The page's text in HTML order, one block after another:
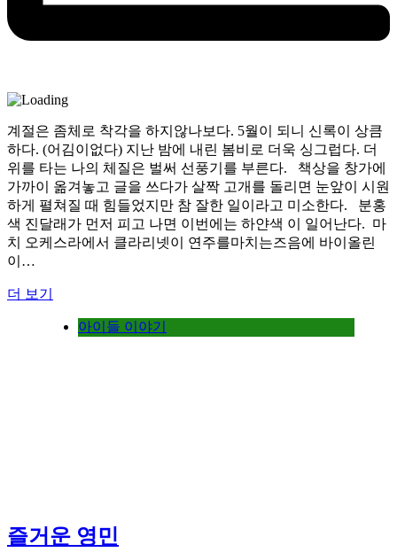
계절은 좀체로 착각을 하지않나보다. 5월이 되니 신록이 상큼
하다. (어김이없다) 지난 밤에 내린 봄비로 더욱 싱그럽다. 더
위를 타는 나의 체질은 벌써 선풍기를 부른다. 책상을 창가에
가까이 옮겨놓고 글을 쓰다가 살짝 고개를 돌리면 눈앞이 시원
하게 펼쳐질 때 힘들었지만 참 잘한 일이라고 미소한다. 분홍
색 진달래가 먼저 피고 나면 이번에는 하얀색 이 일어난다. 마
치 오케스라에서 클라리넷이 연주를마치는즈음에 바이올린
이…
더 보기
아이들 이야기
즐거운 영민